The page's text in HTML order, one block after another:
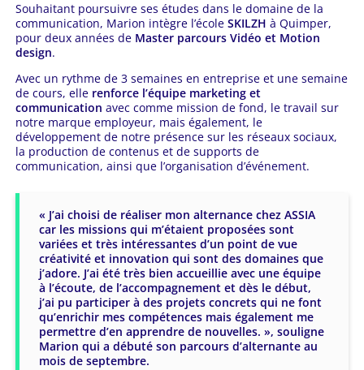
Souhaitant poursuivre ses études dans le domaine de la
communication, Marion intègre l’école SKILZH à Quimper,
pour deux années de Master parcours Vidéo et Motion
design.
Avec un rythme de 3 semaines en entreprise et une semaine
de cours, elle renforce l’équipe marketing et
communication avec comme mission de fond, le travail sur
notre marque employeur, mais également, le
développement de notre présence sur les réseaux sociaux,
la production de contenus et de supports de
communication, ainsi que l’organisation d’événement.
« J’ai choisi de réaliser mon alternance chez ASSIA
car les missions qui m’étaient proposées sont
variées et très intéressantes d’un point de vue
créativité et innovation qui sont des domaines que
j’adore. J’ai été très bien accueillie avec une équipe
à l’écoute, de l’accompagnement et dès le début,
j’ai pu participer à des projets concrets qui ne font
qu’enrichir mes compétences mais également me
permettre d’en apprendre de nouvelles. », souligne
Marion qui a débuté son parcours d’alternante au
mois de septembre.